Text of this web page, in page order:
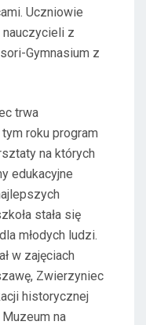
Uczniowie
z
Gymnasium z
trwa
roku program
na których
edukacyjne
stała się
młodych ludzi.
w zajęciach
Zwierzyniec
historycznej
na